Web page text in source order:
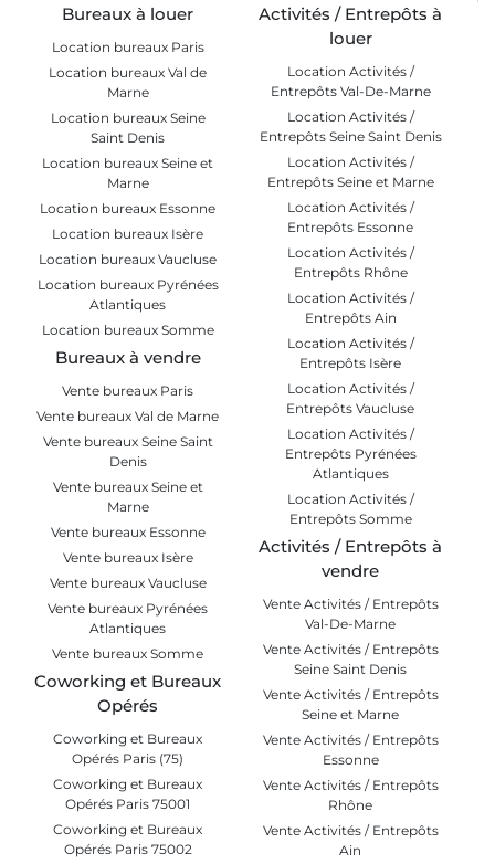
Bureaux à louer
Location bureaux Paris
Location bureaux Val de
Marne
Location bureaux Seine
Saint Denis
Location bureaux Seine et
Marne
Location bureaux Essonne
Location bureaux Isère
Location bureaux Vaucluse
Location bureaux Pyrénées
Atlantiques
Location bureaux Somme
Bureaux à vendre
Vente bureaux Paris
Vente bureaux Val de Marne
Vente bureaux Seine Saint
Denis
Vente bureaux Seine et
Marne
Vente bureaux Essonne
Vente bureaux Isère
Vente bureaux Vaucluse
Vente bureaux Pyrénées
Atlantiques
Vente bureaux Somme
Coworking et Bureaux
Opérés
Coworking et Bureaux
Opérés Paris (75)
Coworking et Bureaux
Opérés Paris 75001
Coworking et Bureaux
Opérés Paris 75002
Activités / Entrepôts à
louer
Location Activités /
Entrepôts Val-De-Marne
Location Activités /
Entrepôts Seine Saint Denis
Location Activités /
Entrepôts Seine et Marne
Location Activités /
Entrepôts Essonne
Location Activités /
Entrepôts Rhône
Location Activités /
Entrepôts Ain
Location Activités /
Entrepôts Isère
Location Activités /
Entrepôts Vaucluse
Location Activités /
Entrepôts Pyrénées
Atlantiques
Location Activités /
Entrepôts Somme
Activités / Entrepôts à
vendre
Vente Activités / Entrepôts
Val-De-Marne
Vente Activités / Entrepôts
Seine Saint Denis
Vente Activités / Entrepôts
Seine et Marne
Vente Activités / Entrepôts
Essonne
Vente Activités / Entrepôts
Rhône
Vente Activités / Entrepôts
Ain